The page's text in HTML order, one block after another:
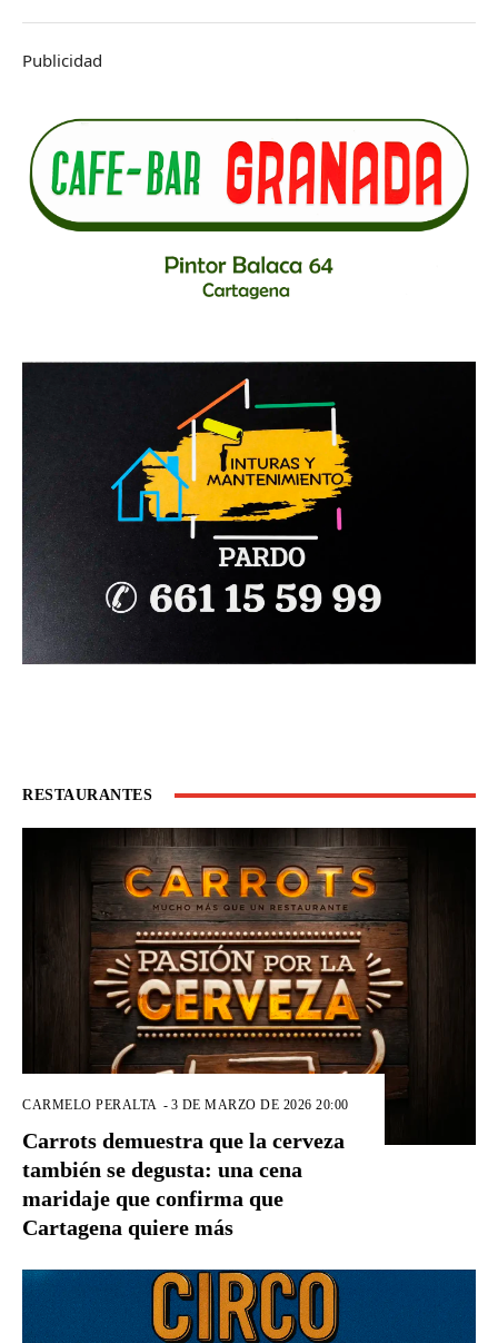
Publicidad
RESTAURANTES
CARMELO PERALTA - 3 DE MARZO DE 2026 20:00
Carrots demuestra que la cerveza
también se degusta: una cena
maridaje que confirma que
Cartagena quiere más